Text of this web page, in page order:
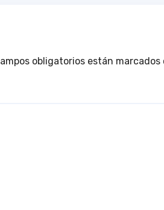
obligatorios están marcados